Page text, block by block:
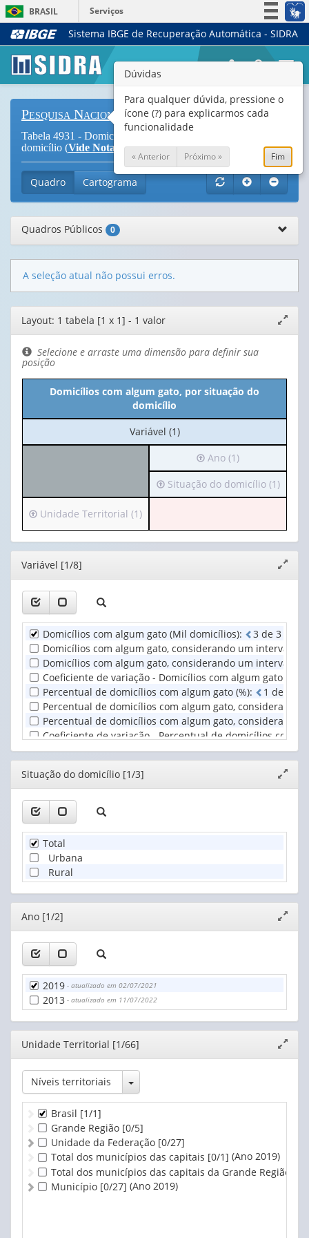
BRASIL
Serviços
Simplifique!
Legislação
Canais
Sistema IBGE de Recuperação Automática - SIDRA
Pesquisa Nacional de Saúde
Tabela 4931 - Domicílios com algum gato, por situação do
domicílio (Vide Notas
Quadro Cartograma
Quadros Públicos 0
A seleção atual não possui erros.
Editor
de
layout
janela
Layout: 1 tabela [1 x 1] - 1 valor
Selecione e arraste uma dimensão para definir sua
posição
Domicílios com algum gato, por situação do
domicílio
No
cabeçalho:
Variável (1)
Irá
para
o
cabeçalho
1
valor):
Ano
Ano (1)
Irá
para
(possui
apenas
valor):
do
domicílio
(1)
Situação do domicílio (1)
Irá
para
o
cabeçalho
(possui
apenas
1
valor):
Unidade
Territorial
(1)
Unidade Territorial (1)
Editor
janela
Variável [1/8]
Domicílios com algum gato (Mil domicílios): 3 de 3
Domicílios com algum gato, considerando um intervalo
Domicílios com algum gato, considerando um intervalo
Coeficiente de variação - Domicílios com algum gato (%)
Percentual de domicílios com algum gato (%): 1 de
Percentual de domicílios com algum gato,
Percentual de domicílios com algum gato,
Coeficiente de variação - Percentual de domicílios com
Editor
janela
Situação do domicílio [1/3]
Total
Urbana
Rural
Editor
janela
Ano [1/2]
2019 - atualizado em 02/07/2021
2013 - atualizado em 11/07/2022
Editor
janela
Unidade Territorial [1/66]
Níveis territoriais Toggle Dropdown
Brasil [1/1]
Grande Região [0/5]
Unidade da Federação [0/27]
Total dos municípios das capitais [0/1] (Ano 2019)
Total dos municípios das capitais da Grande Região
Município [0/27] (Ano 2019)
Dúvidas
Para qualquer dúvida, pressione o
ícone (?) para explicarmos cada
funcionalidade
« Anterior Próximo » Fim